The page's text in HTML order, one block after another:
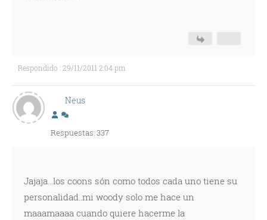
Respondido : 29/11/2011 2:04 pm
Neus
Respuestas: 337
Jajaja...los coons són como todos cada uno tiene su
personalidad..mi woody solo me hace un
maaamaaaa cuando quiere hacerme la